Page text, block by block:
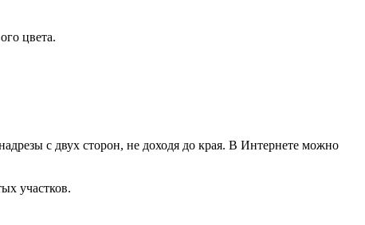
цвета.
с двух сторон, не доходя до края. В Интернете можно
участков.